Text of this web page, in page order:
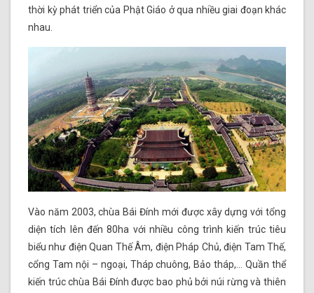
thời kỳ phát triển của Phật Giáo ở qua nhiều giai đoạn khác
nhau.
Vào năm 2003, chùa Bái Đính mới được xây dựng với tổng
diện tích lên đến 80ha với nhiều công trình kiến trúc tiêu
biểu như điện Quan Thế Âm, điện Pháp Chủ, điện Tam Thế,
cổng Tam nội – ngoại, Tháp chuông, Bảo tháp,… Quần thể
kiến trúc chùa Bái Đính được bao phủ bởi núi rừng và thiên